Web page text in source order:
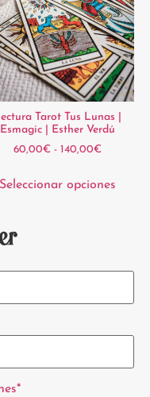
Tarot Tus Lunas |
Esmagic | Esther Verdú
60,00€ - 140,00€
Seleccionar opciones